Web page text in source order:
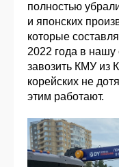
полностью
и японских
которые
2022 года в нашу
завозить КМУ из
корейских не
этим работают.